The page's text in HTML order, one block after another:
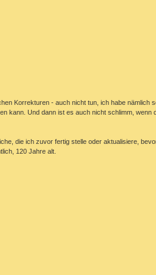
Korrekturen - auch nicht tun, ich habe nämlich
kann. Und dann ist es auch nicht schlimm, wenn
die ich zuvor fertig stelle oder aktualisiere,
120 Jahre alt.